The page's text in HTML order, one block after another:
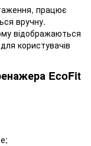
працює
вручну.
відображаються
користувачів
EcoFit